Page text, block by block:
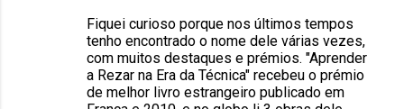
Fiquei curioso porque nos últimos tempos
tenho encontrado o nome dele várias vezes,
com muitos destaques e prémios. "Aprender
a Rezar na Era da Técnica" recebeu o prémio
de melhor livro estrangeiro publicado em